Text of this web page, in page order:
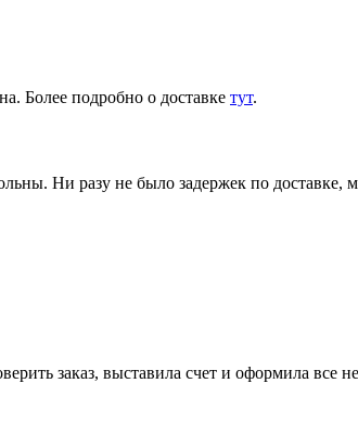
Более подробно о доставке тут.
Ни разу не было задержек по
заказ, выставила счет и оформила все